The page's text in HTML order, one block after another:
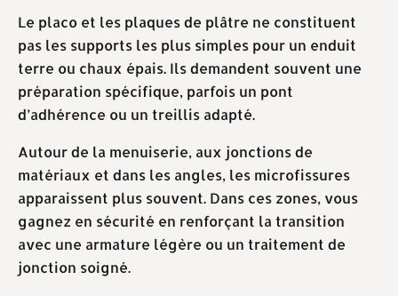
Le placo et les plaques de plâtre ne constituent
pas les supports les plus simples pour un enduit
terre ou chaux épais. Ils demandent souvent une
préparation spécifique, parfois un pont
d’adhérence ou un treillis adapté.
Autour de la menuiserie, aux jonctions de
matériaux et dans les angles, les microfissures
apparaissent plus souvent. Dans ces zones, vous
gagnez en sécurité en renforçant la transition
avec une armature légère ou un traitement de
jonction soigné.